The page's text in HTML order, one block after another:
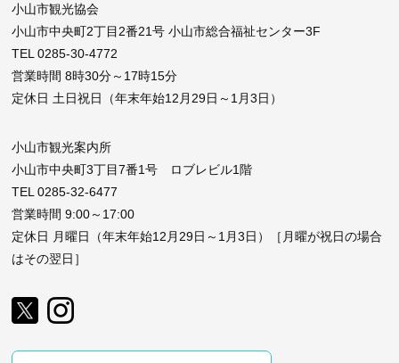
小山市観光協会
小山市中央町2丁目2番21号 小山市総合福祉センター3F
TEL 0285-30-4772
営業時間 8時30分～17時15分
定休日 土日祝日（年末年始12月29日～1月3日）
小山市観光案内所
小山市中央町3丁目7番1号 ロブレビル1階
TEL 0285-32-6477
営業時間 9:00～17:00
定休日 月曜日（年末年始12月29日～1月3日）［月曜が祝日の場合
はその翌日］